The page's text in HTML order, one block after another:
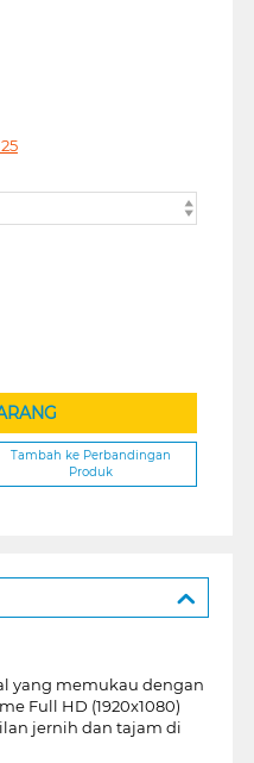
Tambah ke Perbandingan
Produk
yang memukau dengan
Full HD (1920x1080)
jernih dan tajam di